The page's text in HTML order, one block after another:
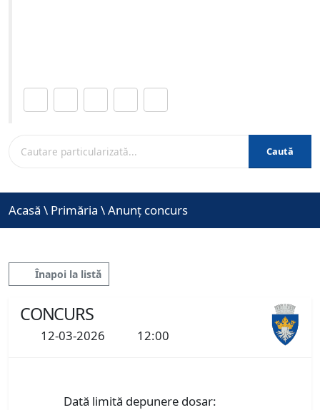
Caută
Acasă \ Primăria \Anunț concurs
Înapoi la listă
CONCURS
12-03-2026 12:00
Dată limită depunere dosar: